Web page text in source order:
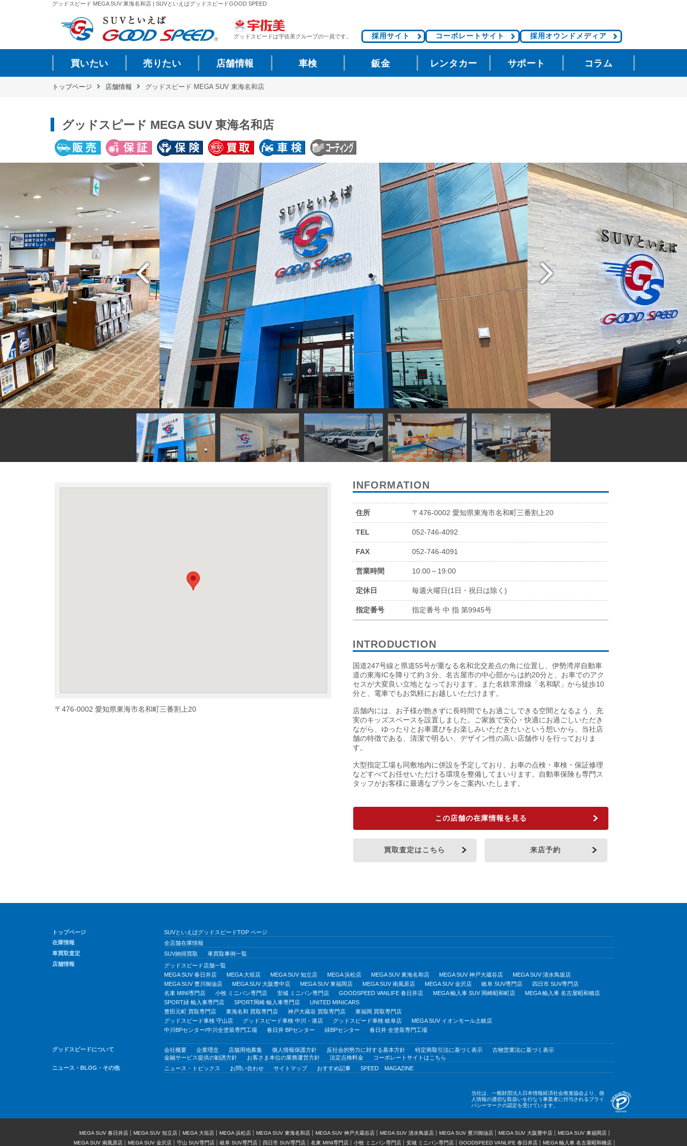
グッドスピード MEGA SUV 東海名和店 | SUVといえばグッドスピードGOOD SPEED
グッドスピードは宇佐美グループの一員です。 採用サイト コーポレートサイト 採用オウンドメディア
買いたい 売りたい 店舗情報 車検 鈑金 レンタカー サポート コラム
トップページ 店舗情報 グッドスピード MEGA SUV 東海名和店
グッドスピード MEGA SUV 東海名和店
グッドスピードMEGA SUV 東海名和店 国道247号線と県道55号が重なる名和北交差点の角！ 伊勢湾岸自動
車道 東海ICを降りて約３分、名古屋市の中心部からは約20分！ 名鉄常滑線「名和駅」から徒歩10分！
まずは１階受付までお越しください！
INFORMATION
住所 〒476-0002愛知県東海市名和町三番割上20
TEL 052-746-4092
FAX 052-746-4091
営業時間 10:00～19:00
定休日 毎週火曜日(1日・祝日は除く)
指定番号 指定番号 中 指 第9945号
INTRODUCTION
国道247号線と県道55号が重なる名和北交差点の角に位置し、伊勢湾岸自動車
道の東海ICを降りて約３分、名古屋市の中心部からは約20分と、お車でのアク
セスが大変良い立地となっております。また名鉄常滑線「名和駅」から徒歩10
分と、電車でもお気軽にお越しいただけます。
店舗内には、お子様が飽きずに長時間でもお過ごしできる空間となるよう、充
実のキッズスペースを設置しました。ご家族で安心・快適にお過ごしいただき
ながら、ゆったりとお車選びをお楽しみいただきたいという想いから、当社店
舗の特徴である、清潔で明るい、デザイン性の高い店舗作りを行っておりま
す。
大型指定工場も同敷地内に併設を予定しており、お車の点検・車検・保証修理
などすべてお任せいただける環境を整備してまいります。自動車保険も専門ス
タッフがお客様に最適なプランをご案内いたします。
この店舗の在庫情報を見る
買取査定はこちら 来店予約
〒476-0002 愛知県東海市名和町三番割上20
トップページ
SUVといえばグッドスピードTOP ページ
在庫情報
全店舗在庫情報
車買取査定
SUV納得買取
車買取事例一覧
店舗情報
グッドスピード店舗一覧
MEGA SUV 春日井店
MEGA 大垣店 MEGA SUV 知立店 MEGA 浜松店 MEGA SUV 東海名和店 MEGA SUV 神戸大蔵谷店
MEGA SUV 清水鳥坂店
MEGA SUV 豊川御油店
MEGA SUV 大阪豊中店 MEGA SUV 東福岡店 MEGA SUV 南風原店 MEGA SUV 金沢店 岐阜 SUV専門店
四日市 SUV専門店
名東 MINI専門店
小牧 ミニバン専門店 安城 ミニバン専門店 GOODSPEED VANLIFE 春日井店 MEGA 輸入車 SUV 岡崎昭和町店
MEGA 輸入車 名古屋昭和橋店
SPORT緑 輸入車専門店
SPORT岡崎 輸入車専門店
UNITED MINICARS
豊田元町 買取専門店
東海名和 買取専門店 神戸大蔵谷 買取専門店
東福岡 買取専門店
グッドスピード車検 守山店
グッドスピード車検 中川・港店 グッドスピード車検 岐阜店
MEGA SUV イオンモール土岐店
中川BPセンター/中川全塗装専門工場
春日井 BPセンター 緑BPセンター 春日井 全塗装専門工場
グッドスピードについて 会社概要 企業理念 店舗用地募集 個人情報保護方針 反社会的勢力に対する基本方針 特定商取引法に基づく表示
古物営業法に基づく表示
金融サービス提供の勧誘方針
お客さま本位の業務運営方針 法定点検料金
コーポレートサイトはこちら
ニュース・BLOG・その他
ニュース・トピックス お問い合わせ サイトマップ おすすめ記事 SPEED MAGAZINE
当社は、一般財団法人日本情報経済社会推進協会より、個
人情報の適切な取扱いを行なう事業者に付与されるプライ
バシーマークの認定を受けています。
MEGA SUV 春日井店 MEGA SUV 知立店 MEGA 大垣店 MEGA 浜松店 MEGA SUV 東海名和店 MEGA SUV 神戸大蔵谷店 MEGA SUV 清水鳥坂店 MEGA SUV 豊川御油店 MEGA SUV 大阪豊中店
MEGA SUV 東福岡店
MEGA SUV 南風原店
MEGA SUV 金沢店 守山 SUV専門店 岐阜 SUV専門店 四日市 SUV専門店 名東 MINI専門店 小牧 ミニバン専門店 安城 ミニバン専門店 GOODSPEED VANLIFE 春日井店 MEGA 輸入車 名古屋昭和橋店